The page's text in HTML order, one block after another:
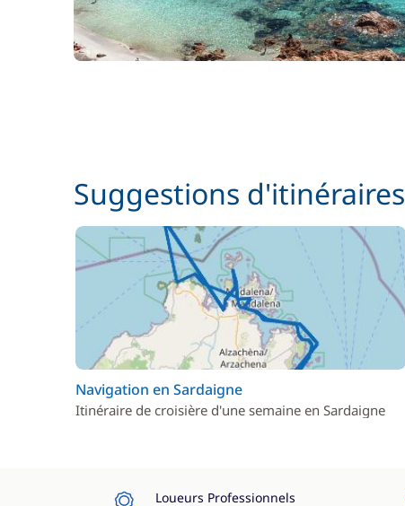
Suggestions d'itinéraires
Navigation en Sardaigne
Itinéraire de croisière d'une semaine en Sardaigne
Loueurs Professionnels